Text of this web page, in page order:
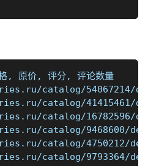
, 原价, 评分, 评论数量
catalog/54067214/
catalog/41415461/
catalog/16782596/
catalog/9468600/
catalog/4750212/
catalog/9793364/